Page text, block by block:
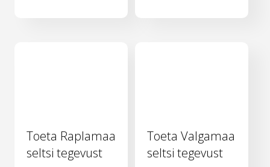
Toeta Raplamaa
seltsi tegevust
Toeta Valgamaa
seltsi tegevust